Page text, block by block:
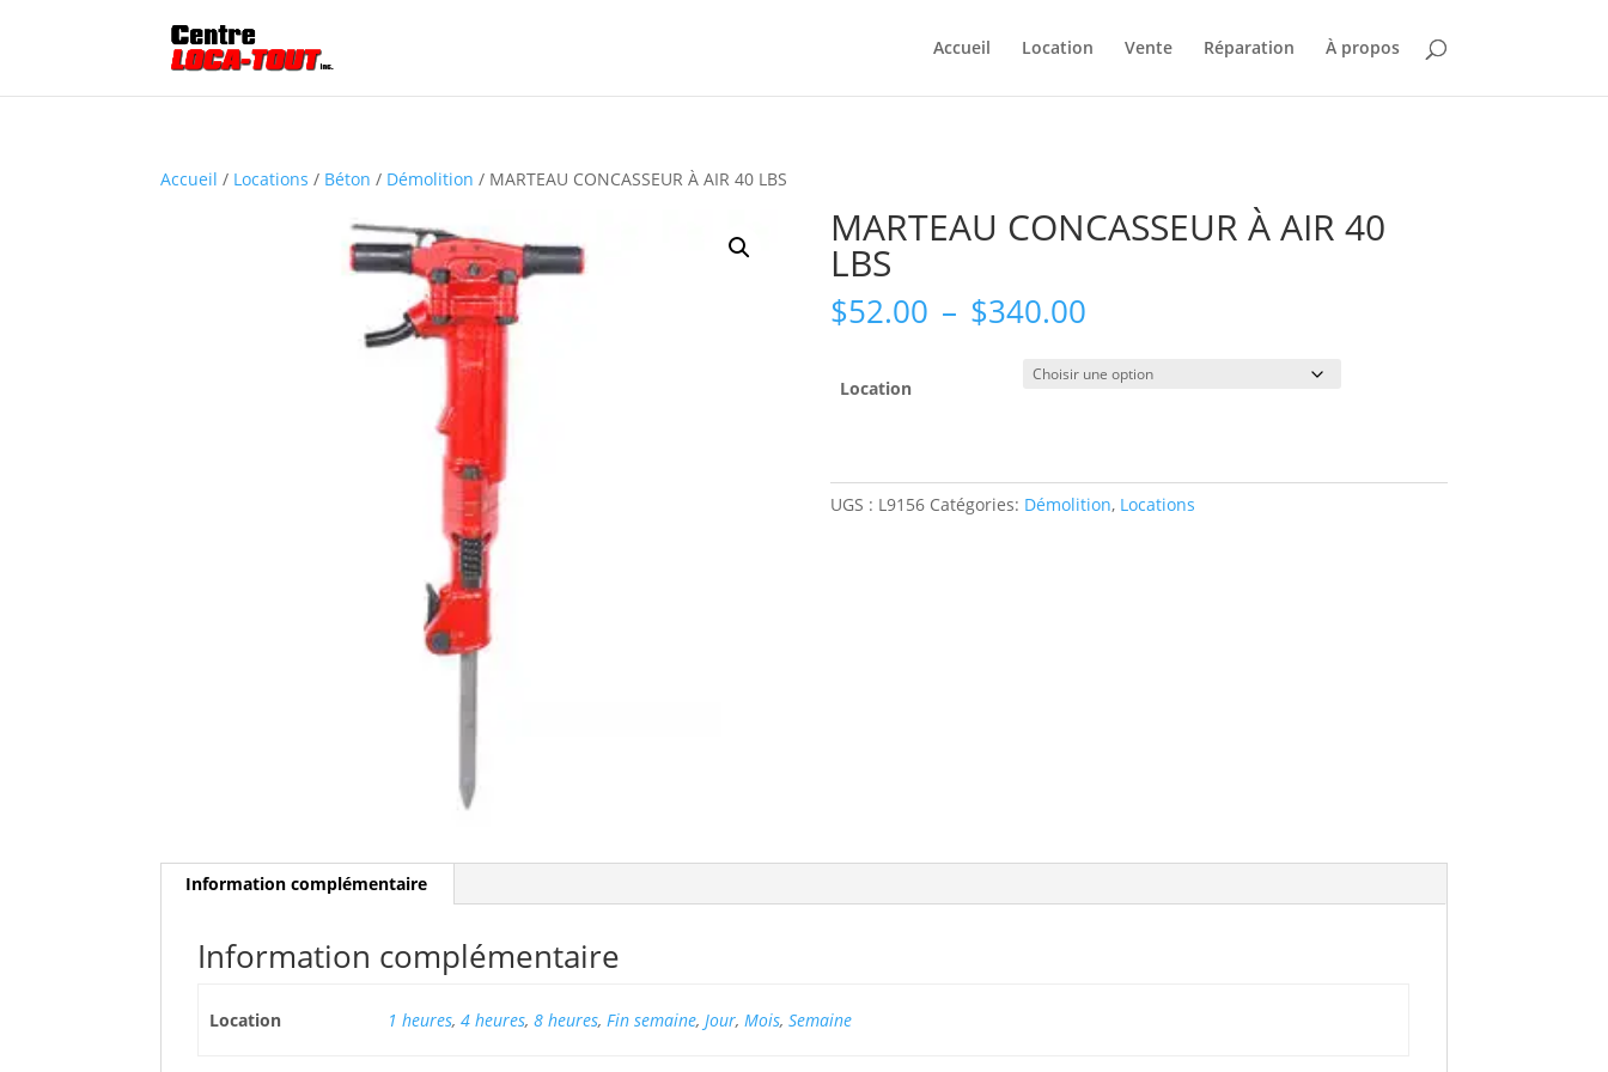
Accueil Location Vente Réparation À propos
Accueil / Locations / Béton / Démolition / MARTEAU CONCASSEUR À AIR 40 LBS
MARTEAU CONCASSEUR À AIR 40
LBS
$52.00 – $340.00Plage
prix :
$52.00
Location
UGS : L9156 Catégories: Démolition, Locations
Information complémentaire
Information complémentaire
Location 1 heures, 4 heures, 8 heures, Fin semaine, Jour, Mois, Semaine